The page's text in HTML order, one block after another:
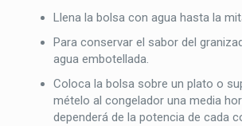
Llena la bolsa con agua hasta la
Para conservar el sabor del
agua embotellada.
Coloca la bolsa sobre un plato o
mételo al congelador una media
dependerá de la potencia de cada